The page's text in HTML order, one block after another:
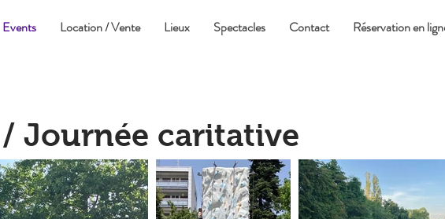
Events Location / Vente Lieux Spectacles Contact Réservation en
/ Journée caritative